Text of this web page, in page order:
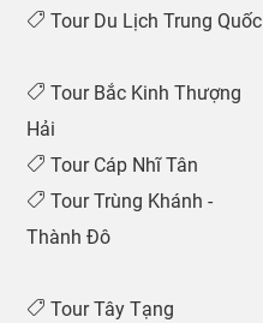
Tour Du Lịch Trung Quốc
Tour Bắc Kinh Thượng
Hải
Tour Cáp Nhĩ Tân
Tour Trùng Khánh -
Thành Đô
Tour Tây Tạng